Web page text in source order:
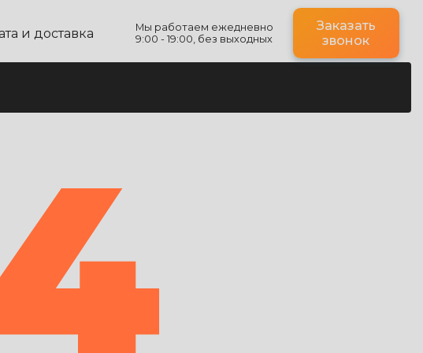
и доставка
Мы работаем ежедневно
9:00 - 19:00, без выходных
Заказать
звонок